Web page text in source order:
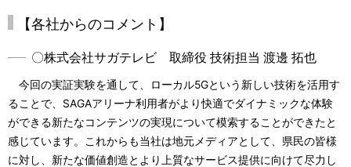
【各社からのコメント】
〇株式会社サガテレビ 取締役 技術担当 渡邊 拓也
今回の実証実験を通して、ローカル5Gという新しい技術を活用す
ることで、SAGAアリーナ利用者がより快適でダイナミックな体験
ができる新たなコンテンツの実現について模索することができたと
感じています。これからも当社は地元メディアとして、県民の皆様
に対し、新たな価値創造とより上質なサービス提供に向けて尽力し